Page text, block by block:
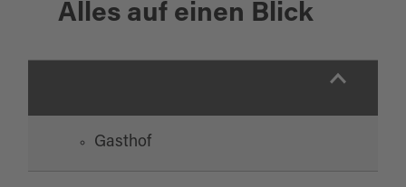
Alles auf einen Blick
Gasthof